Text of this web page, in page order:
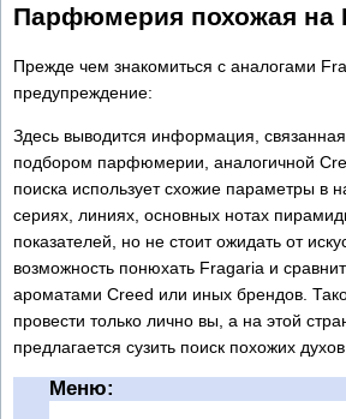
Парфюмерия похожая на
Прежде чем знакомиться с аналогами
предупреждение:
Здесь выводится информация,
подбором парфюмерии, аналогичной
поиска использует схожие параметры в
сериях, линиях, основных нотах
показателей, но не стоит ожидать от
возможность понюхать Fragaria и
ароматами Creed или иных брендов.
провести только лично вы, а на этой
предлагается сузить поиск похожих духов.
Меню: